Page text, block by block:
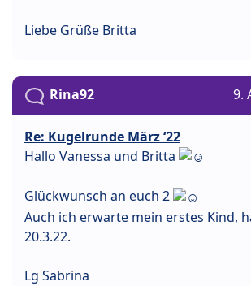
Liebe Grüße Britta
Rina92 9.
Re: Kugelrunde März ‘22
Hallo Vanessa und Britta
Glückwunsch an euch 2
Auch ich erwarte mein erstes Kind,
20.3.22.
Lg Sabrina